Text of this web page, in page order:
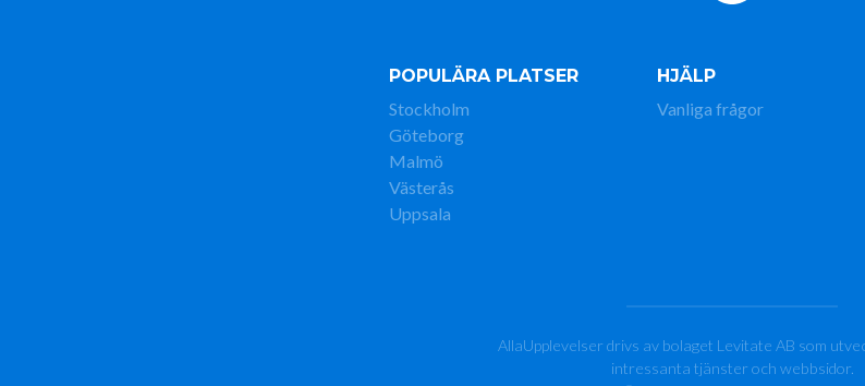
POPULÄRA PLATSER
Stockholm
Göteborg
Malmö
Västerås
Uppsala
HJÄLP
Vanliga frågor
AllaUpplevelser drivs av bolaget Levitate AB som
intressanta tjänster och webbsidor.